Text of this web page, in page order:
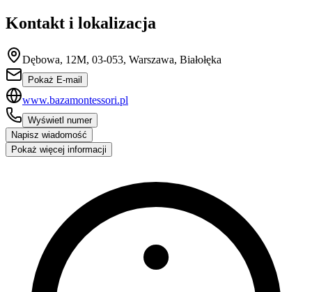
Kontakt i lokalizacja
Dębowa, 12M, 03-053, Warszawa, Białołęka
Pokaż E-mail
www.bazamontessori.pl
Wyświetl numer
Napisz wiadomość
Pokaż więcej informacji